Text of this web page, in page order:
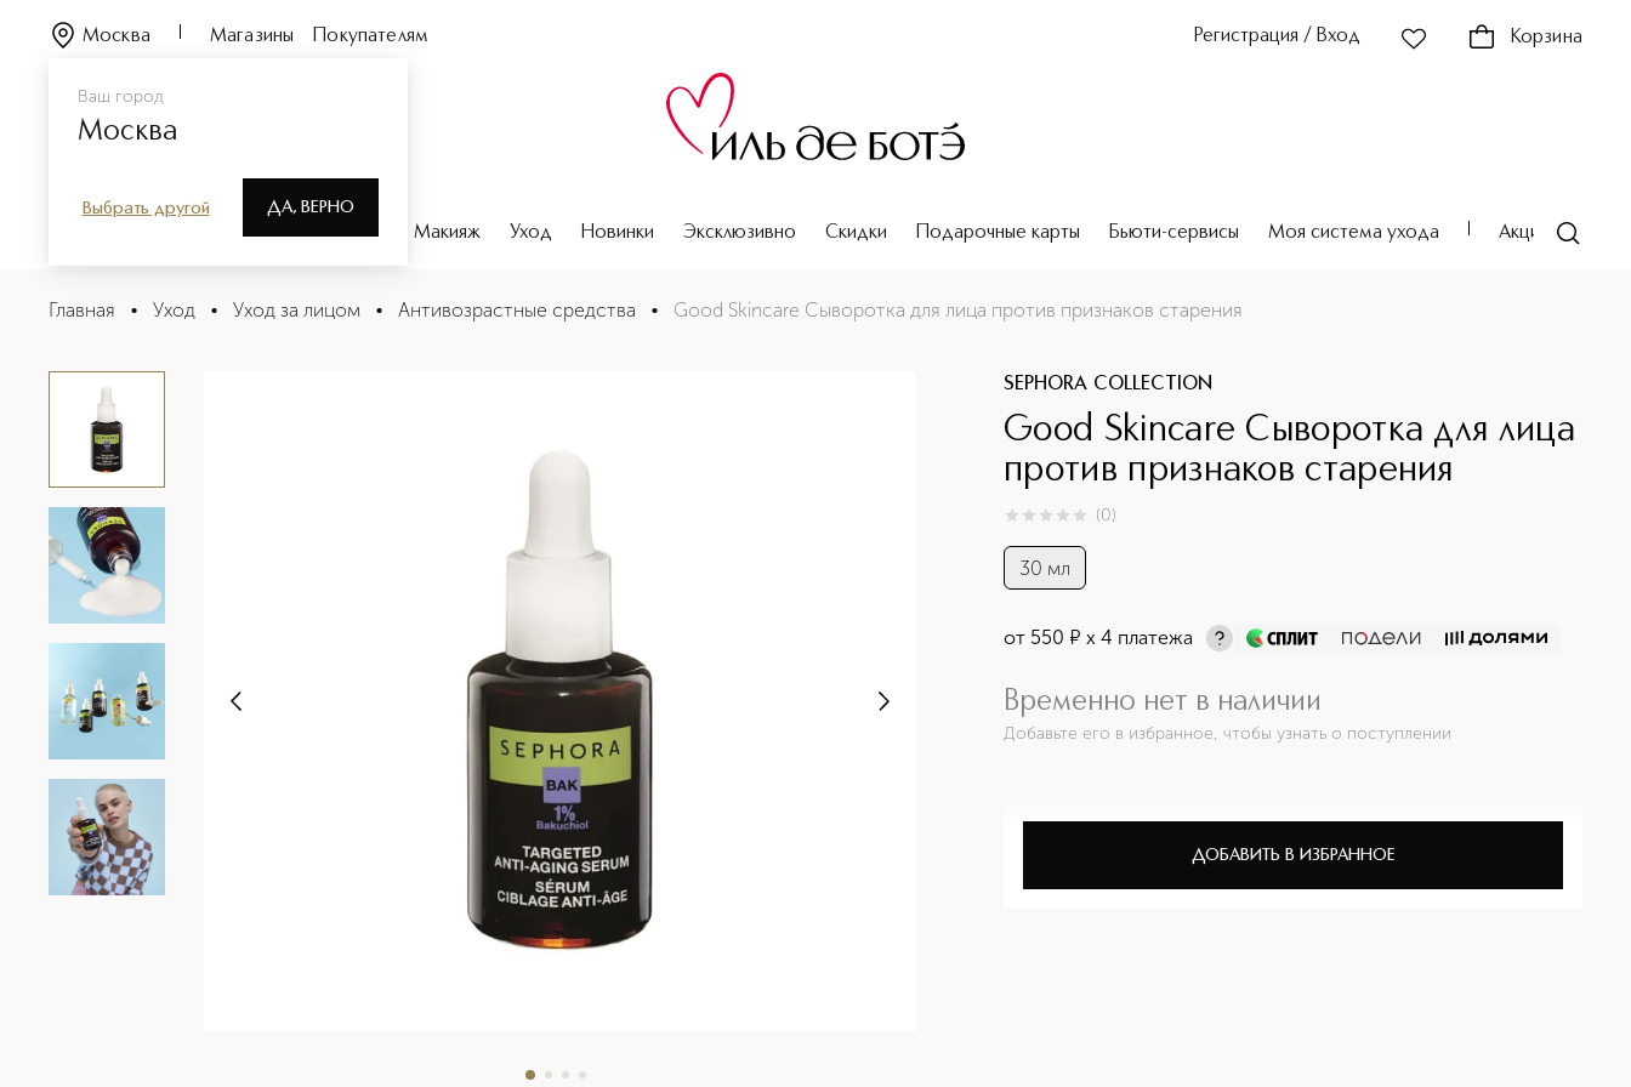
Ваш город
Москва
Выбрать другой ДА, ВЕРНО
Москва Магазины Покупателям Регистрация / Вход Корзина
Парфюмерия Макияж Уход Новинки Эксклюзивно Скидки Подарочные карты Бьюти-сервисы Моя система ухода Акции
Good Skincare Сыворотка для лица против признаков старения
Главная • Уход • Уход за лицом • Антивозрастные средства • Good Skincare Сыворотка для лица против признаков старения
SEPHORA COLLECTION
Good Skincare Сыворотка для лица
против признаков старения
0из 0 (0)
30 мл
от 550 ¤ х 4 платежа
Временно нет в наличии
Добавьте его в избранное, чтобы узнать о поступлении
ДОБАВИТЬ В ИЗБРАННОЕ